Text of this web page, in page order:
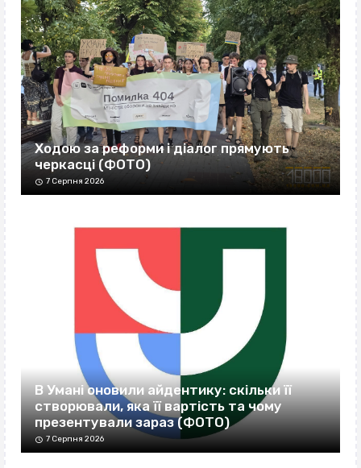
Ходою за реформи і діалог прямують
черкасці (ФОТО)
7 Серпня 2026
В Умані оновили айдентику: скільки її
створювали, яка її вартість та чому
презентували зараз (ФОТО)
7 Серпня 2026